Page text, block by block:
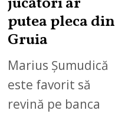
putea pleca din
Gruia
Marius Șumudică
este favorit să
revină pe banca